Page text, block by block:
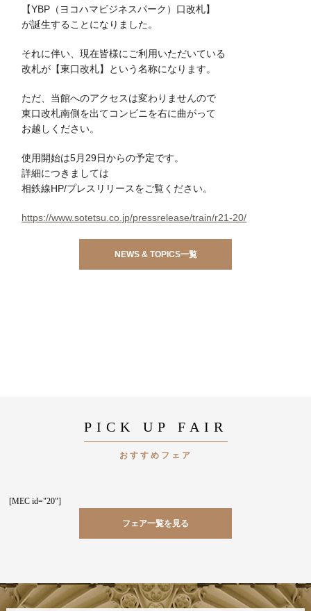
【YBP（ヨコハマビジネスパーク）口改札】
が誕生することになりました。
それに伴い、現在皆様にご利用いただいている
改札が【東口改札】という名称になります。
ただ、当館へのアクセスは変わりませんので
東口改札南側を出てコンビニを右に曲がって
お越しください。
使用開始は5月29日からの予定です。
詳細につきましては
相鉄線HP/プレスリリースをご覧ください。
https://www.sotetsu.co.jp/pressrelease/train/r21-20/
NEWS & TOPICS一覧
PICK UP FAIR
おすすめフェア
[MEC id="20"]
フェア一覧を見る